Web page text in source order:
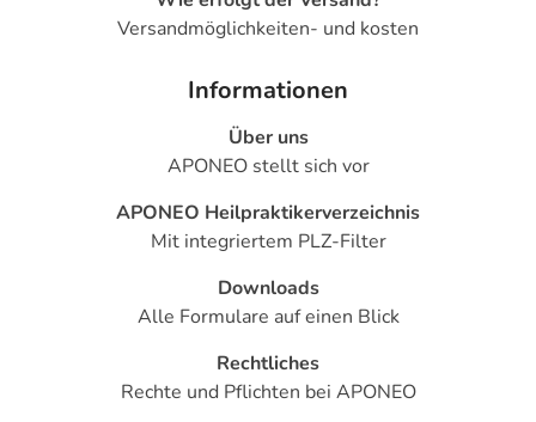
Versandmöglichkeiten- und kosten
Informationen
Über uns
APONEO stellt sich vor
APONEO Heilpraktikerverzeichnis
Mit integriertem PLZ-Filter
Downloads
Alle Formulare auf einen Blick
Rechtliches
Rechte und Pflichten bei APONEO